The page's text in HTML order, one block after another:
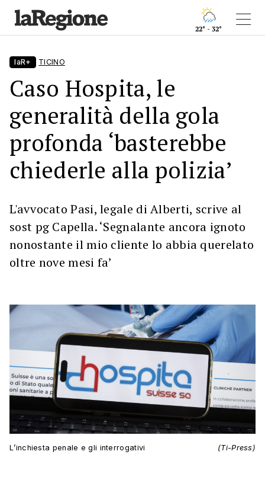
22° - 32°
laR+ TICINO
Caso Hospita, le
generalità della gola
profonda ‘basterebbe
chiederle alla polizia’
L'avvocato Pasi, legale di Alberti, scrive al
sost pg Capella. ‘Segnalante ancora ignoto
nonostante il mio cliente lo abbia querelato
oltre nove mesi fa’
L’inchiesta penale e gli interrogativi (Ti-Press)